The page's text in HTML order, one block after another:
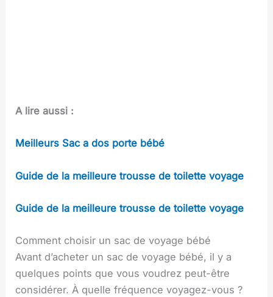
A lire aussi :
Meilleurs Sac a dos porte bébé
Guide de la meilleure trousse de toilette voyage
Guide de la meilleure trousse de toilette voyage
Comment choisir un sac de voyage bébé
Avant d’acheter un sac de voyage bébé, il y a
quelques points que vous voudrez peut-être
considérer. À quelle fréquence voyagez-vous ?